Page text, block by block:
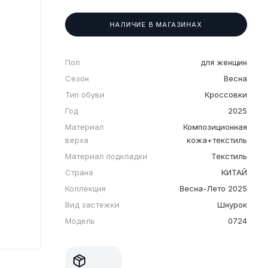
НАЛИЧИЕ В МАГАЗИНАХ
Пол
для женщин
Сезон
Весна
Тип обуви
Кроссовки
Год
2025
Материал
верха
Композиционная
кожа+текстиль
Материал подкладки
Текстиль
Страна
КИТАЙ
Коллекция
Весна-Лето 2025
Вид застежки
Шнурок
Модель
0724